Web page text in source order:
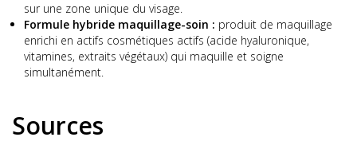
sur une zone unique du visage.
Formule hybride maquillage-soin : produit de maquillage
enrichi en actifs cosmétiques actifs (acide hyaluronique,
vitamines, extraits végétaux) qui maquille et soigne
simultanément.
Sources